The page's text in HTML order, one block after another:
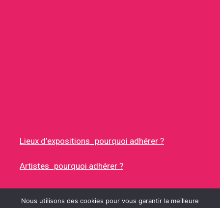
Lieux d’expositions_pourquoi adhérer ?
Artistes_pourquoi adhérer ?
Nous utilisons des cookies pour vous garantir la meilleure